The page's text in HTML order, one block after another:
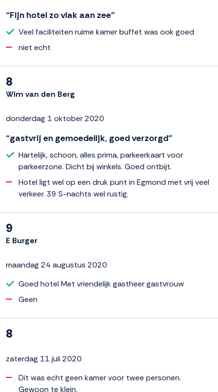
“Fijn hotel zo vlak aan zee”
Veel faciliteiten ruime kamer buffet was ook goed
niet echt
8
Wim van den Berg
donderdag 1 oktober 2020
“gastvrij en gemoedelijk, goed verzorgd”
Hartelijk, schoon, alles prima, parkeerkaart voor
parkeerzone. Dicht bij winkels. Goed ontbijt.
Hotel ligt wel op een druk punt in Egmond met vrij veel
verkeer. 39 S-nachts wel rustig.
9
E Burger
maandag 24 augustus 2020
Goed hotel Met vriendelijk gastheer gastvrouw
Geen
8
zaterdag 11 juli 2020
Dit was echt geen kamer voor twee personen.
Gewoon te klein.